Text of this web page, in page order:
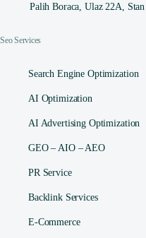
Palih Boraca, Ulaz 22A,
Seo Services
Search Engine Optimization
AI Optimization
AI Advertising Optimization
GEO – AIO – AEO
PR Service
Backlink Services
E-Commerce